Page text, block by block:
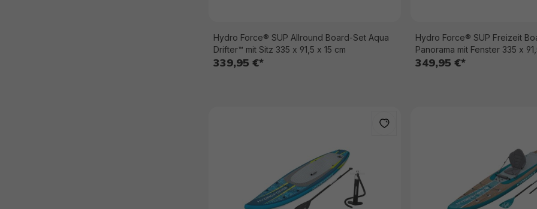
Hydro Force® SUP Allround Board-Set Aqua
Drifter™ mit Sitz 335 x 91,5 x 15 cm
339,95 €*
Hydro Force® SUP Freizeit
Panorama mit Fenster 335 x
349,95 €*